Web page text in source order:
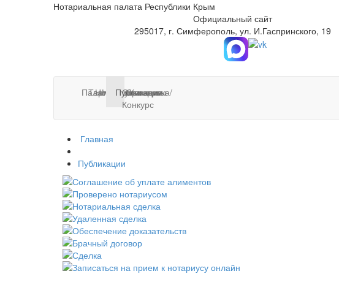
Нотариальная палата Республики Крым
Официальный сайт
295017, г. Симферополь, ул. И.Гаспринского, 19
Палата
Тарифы
Нотариусы
Новости
Информация
Публикации
Стажировка/
Конкурс
Контакты
Главная
Публикации